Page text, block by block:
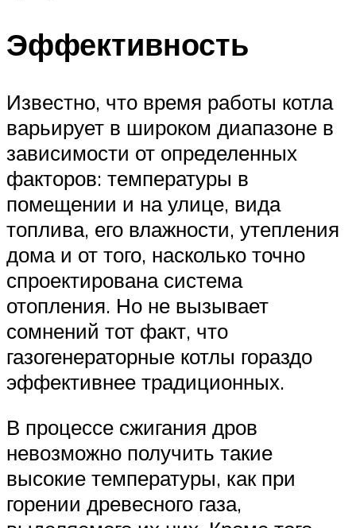
Эффективность
Известно, что время работы котла
варьирует в широком диапазоне в
зависимости от определенных
факторов: температуры в
помещении и на улице, вида
топлива, его влажности, утепления
дома и от того, насколько точно
спроектирована система
отопления. Но не вызывает
сомнений тот факт, что
газогенераторные котлы гораздо
эффективнее традиционных.
В процессе сжигания дров
невозможно получить такие
высокие температуры, как при
горении древесного газа,